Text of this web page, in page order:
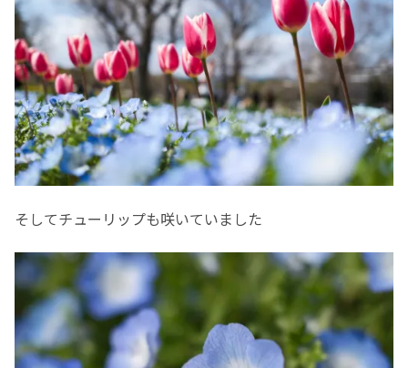
そしてチューリップも咲いていました